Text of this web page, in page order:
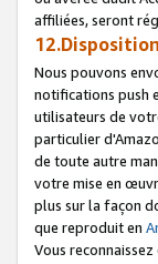
affiliées, seront
Nous pouvons
notifications push
utilisateurs de
particulier
de toute autre
votre mise en
plus sur la façon
que reproduit en
Vous